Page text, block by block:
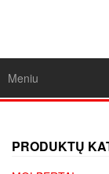
Meniu
PRODUKTŲ